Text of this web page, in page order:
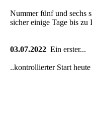
Nummer fünf und sechs
sicher einige Tage bis
03.07.2022 Ein erster...
..kontrollierter Start